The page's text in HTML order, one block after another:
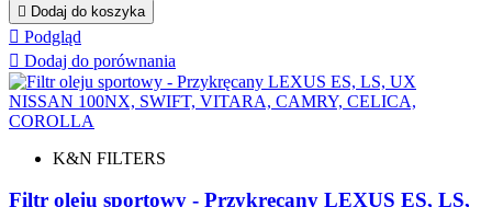
 Dodaj do koszyka
 Podgląd
 Dodaj do porównania
K&N FILTERS
Filtr oleju sportowy - Przykręcany LEXUS ES, LS,